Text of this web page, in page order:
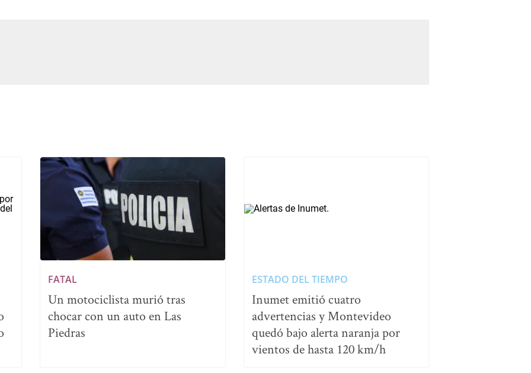
FATAL
Un motociclista murió tras
chocar con un auto en Las
Piedras
ESTADO DEL TIEMPO
Inumet emitió cuatro
advertencias y Montevideo
quedó bajo alerta naranja por
vientos de hasta 120 km/h